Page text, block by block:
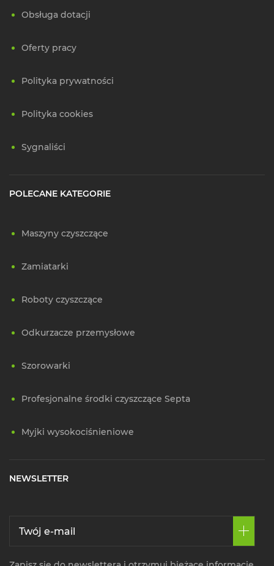
Obsługa dotacji
Oferty pracy
Polityka prywatności
Polityka cookies
Sygnaliści
POLECANE KATEGORIE
Maszyny czyszczące
Zamiatarki
Roboty czyszczące
Odkurzacze przemysłowe
Szorowarki
Profesjonalne środki czyszczące Septa
Myjki wysokociśnieniowe
NEWSLETTER